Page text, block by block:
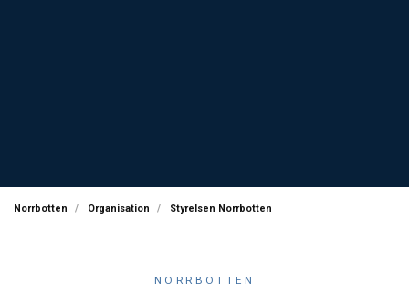
Norrbotten Organisation Styrelsen Norrbotten
NORRBOTTEN